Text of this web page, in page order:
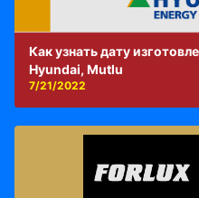
Как узнать дату
Hyundai, Mutlu
7/21/2022